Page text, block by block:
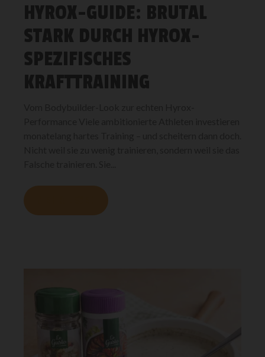
HYROX-GUIDE: BRUTAL
STARK DURCH HYROX-
SPEZIFISCHES
KRAFTTRAINING